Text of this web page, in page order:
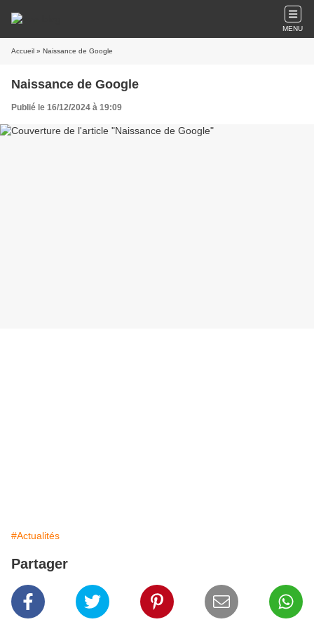
MENU
Accueil » Naissance de Google
Naissance de Google
Publié le 16/12/2024 à 19:09
#Actualités
Partager